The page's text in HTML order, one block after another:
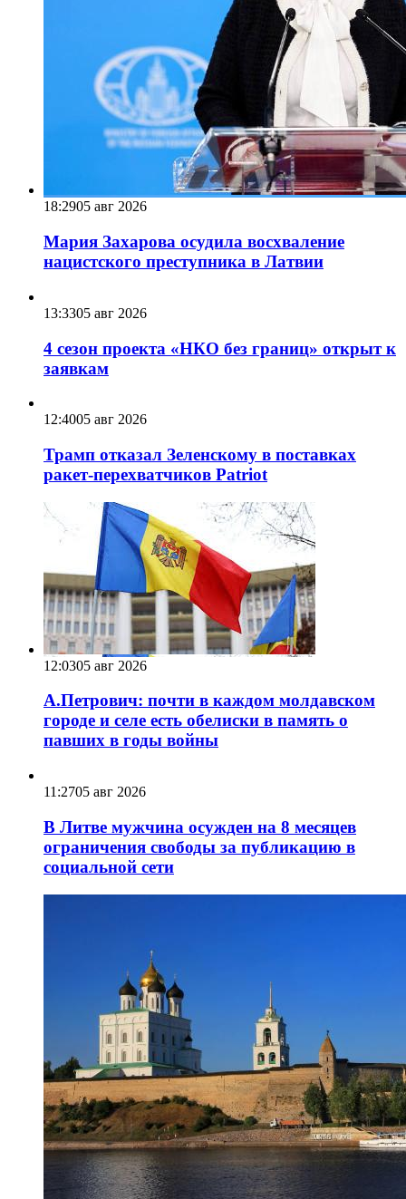
18:2905 авг 2026
Мария Захарова осудила восхваление
нацистского преступника в Латвии
13:3305 авг 2026
4 сезон проекта «НКО без границ» открыт к
заявкам
12:4005 авг 2026
Трамп отказал Зеленскому в поставках
ракет-перехватчиков Patriot
12:0305 авг 2026
А.Петрович: почти в каждом молдавском
городе и селе есть обелиски в память о
павших в годы войны
11:2705 авг 2026
В Литве мужчина осужден на 8 месяцев
ограничения свободы за публикацию в
социальной сети